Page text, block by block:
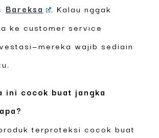
Bareksa
. Kalau nggak
ke customer service
wajib sediain
ini cocok buat jangka
terproteksi cocok buat